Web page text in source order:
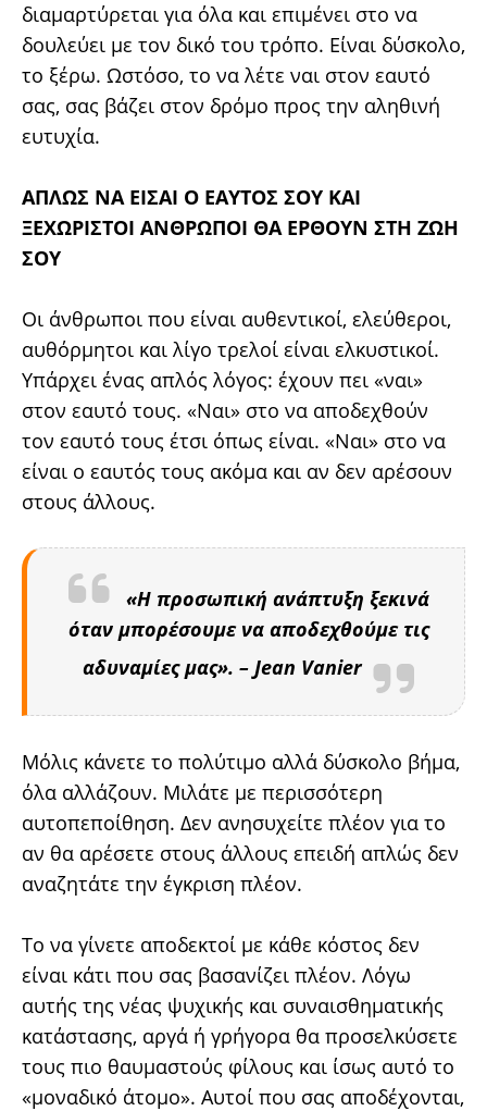
διαμαρτύρεται για όλα και επιμένει στο να
δουλεύει με τον δικό του τρόπο. Είναι δύσκολο,
το ξέρω. Ωστόσο, το να λέτε ναι στον εαυτό
σας, σας βάζει στον δρόμο προς την αληθινή
ευτυχία.
ΑΠΛΩΣ ΝΑ ΕΙΣΑΙ Ο ΕΑΥΤΟΣ ΣΟΥ ΚΑΙ
ΞΕΧΩΡΙΣΤΟΙ ΑΝΘΡΩΠΟΙ ΘΑ ΕΡΘΟΥΝ ΣΤΗ ΖΩΗ
ΣΟΥ
Οι άνθρωποι που είναι αυθεντικοί, ελεύθεροι,
αυθόρμητοι και λίγο τρελοί είναι ελκυστικοί.
Υπάρχει ένας απλός λόγος: έχουν πει «ναι»
στον εαυτό τους. «Ναι» στο να αποδεχθούν
τον εαυτό τους έτσι όπως είναι. «Ναι» στο να
είναι ο εαυτός τους ακόμα και αν δεν αρέσουν
στους άλλους.
«Η προσωπική ανάπτυξη ξεκινά
όταν μπορέσουμε να αποδεχθούμε τις
αδυναμίες μας». – Jean Vanier
Μόλις κάνετε το πολύτιμο αλλά δύσκολο βήμα,
όλα αλλάζουν. Μιλάτε με περισσότερη
αυτοπεποίθηση. Δεν ανησυχείτε πλέον για το
αν θα αρέσετε στους άλλους επειδή απλώς δεν
αναζητάτε την έγκριση πλέον.
Το να γίνετε αποδεκτοί με κάθε κόστος δεν
είναι κάτι που σας βασανίζει πλέον. Λόγω
αυτής της νέας ψυχικής και συναισθηματικής
κατάστασης, αργά ή γρήγορα θα προσελκύσετε
τους πιο θαυμαστούς φίλους και ίσως αυτό το
«μοναδικό άτομο». Αυτοί που σας αποδέχονται,